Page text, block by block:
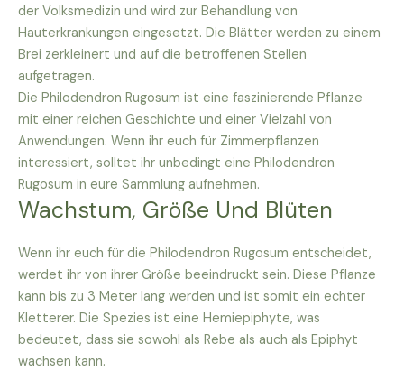
der Volksmedizin und wird zur Behandlung von
Hauterkrankungen eingesetzt. Die Blätter werden zu einem
Brei zerkleinert und auf die betroffenen Stellen
aufgetragen.
Die Philodendron Rugosum ist eine faszinierende Pflanze
mit einer reichen Geschichte und einer Vielzahl von
Anwendungen. Wenn ihr euch für Zimmerpflanzen
interessiert, solltet ihr unbedingt eine Philodendron
Rugosum in eure Sammlung aufnehmen.
Wachstum, Größe Und Blüten
Wenn ihr euch für die Philodendron Rugosum entscheidet,
werdet ihr von ihrer Größe beeindruckt sein. Diese Pflanze
kann bis zu 3 Meter lang werden und ist somit ein echter
Kletterer. Die Spezies ist eine Hemiepiphyte, was
bedeutet, dass sie sowohl als Rebe als auch als Epiphyt
wachsen kann.